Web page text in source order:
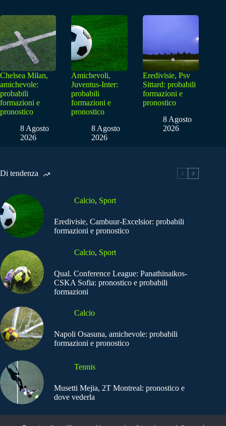
Chelsea Milan,
amichevole:
probabili
formazioni e
pronostico
8 Agosto
2026
Amichevoli,
Juventus-Inter:
probabili
formazioni e
pronostico
8 Agosto
2026
Eredivisie, Psv
Sittard: probabili
formazioni e
pronostico
8 Agosto
2026
Di tendenza
Calcio, Sport
Eredivisie, Cambuur-Excelsior: probabili
formazioni e pronostico
Calcio, Sport
Qual. Conference League: Panathinaikos-
CSKA Sofia: pronostico e probabili
formazioni
Calcio
Napoli Osasuna, amichevole: probabili
formazioni e pronostico
Tennis
Musetti Mejia, 2T Montreal: pronostico e
dove vederla